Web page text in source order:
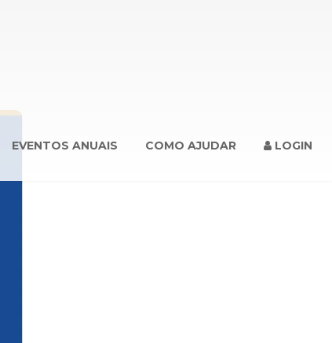
EVENTOS ANUAIS COMO AJUDAR LOGIN